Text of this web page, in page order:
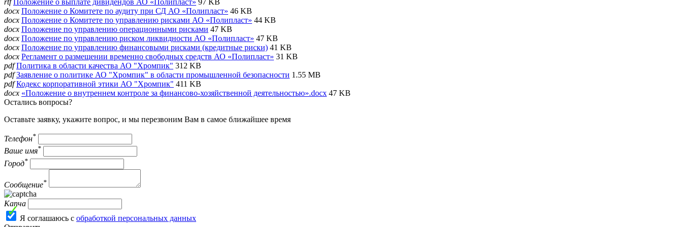
docx Положение о Комитете по аудиту при СД АО «Полипласт» 46 KB
docx Положение о Комитете по управлению рисками АО «Полипласт» 44 KB
docx Положение по управлению операционными рисками 47 KB
docx Положение по управлению риском ликвидности АО «Полипласт» 47 KB
docx Положение по управлению финансовыми рисками (кредитные риски) 41 KB
docx Регламент о размещении временно свободных средств АО «Полипласт» 31 KB
pdf Политика в области качества АО "Хромпик" 312 KB
pdf Заявление о политике АО "Хромпик" в области промышленной безопасности 1.55 MB
pdf Кодекс корпоративной этики АО "Хромпик" 411 KB
docx «Положение о внутреннем контроле за финансово‐хозяйственной деятельностью».docx 47 KB
Остались вопросы?
Оставьте заявку, укажите вопрос, и мы перезвоним Вам в самое ближайшее время
Телефон*
Ваше имя*
Город*
Сообщение*
Капча
Я соглашаюсь с обработкой персональных данных